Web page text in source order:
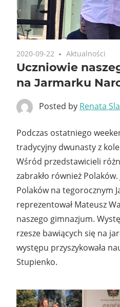
2020-09-22 Aktualności
Uczniowie
na Jarmarku
Posted by Renata
Podczas ostatniego
tradycyjny dwunasty z
Wśród przedstawicieli
zabrakło również
Polaków na tegorocznym
reprezentował Mateusz
naszego gimnazjum.
rzesze bawiących się na
występu przyszykowała
Stupienko.